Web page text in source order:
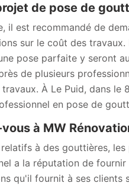
de pose de
est recommandé de
sur le coût des travaux.
pose parfaite y seront
de plusieurs
À Le Puid, dans le
en pose de
à MW
à des gouttières,
a la réputation de
qu'il fournit à ses